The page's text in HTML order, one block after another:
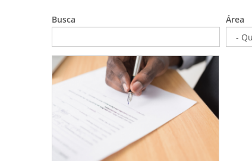
Busca Área